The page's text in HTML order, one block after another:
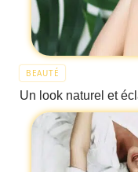
BEAUTÉ
Un look naturel et